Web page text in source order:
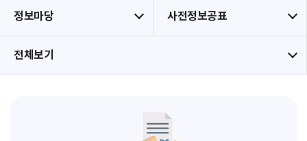
정보마당 사전정보공표
전체보기